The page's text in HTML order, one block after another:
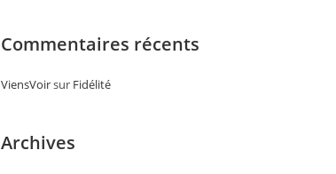
Commentaires récents
ViensVoirsur Fidélité
Archives